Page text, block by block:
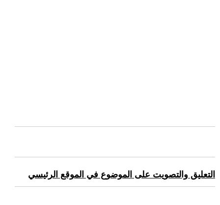
التعليق والتصويت على الموضوع في الموقع الرئيسي